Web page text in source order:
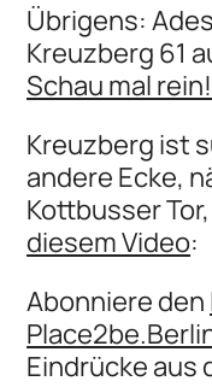
Übrigens:
Kreuzberg 61
Schau mal rein!
Kreuzberg ist
andere Ecke,
Kottbusser
diesem Video:
Abonniere den
Eindrücke aus